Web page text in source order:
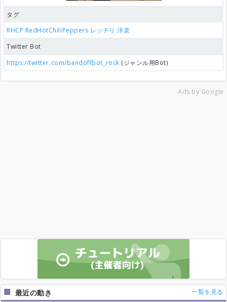
タグ
RHCP RedHotChiliPeppers レッチリ 洋楽
Twitter Bot
https://twitter.com/bandoffbot_rock (ジャンル用Bot)
Ads by Google
最近の動き 一覧を見る